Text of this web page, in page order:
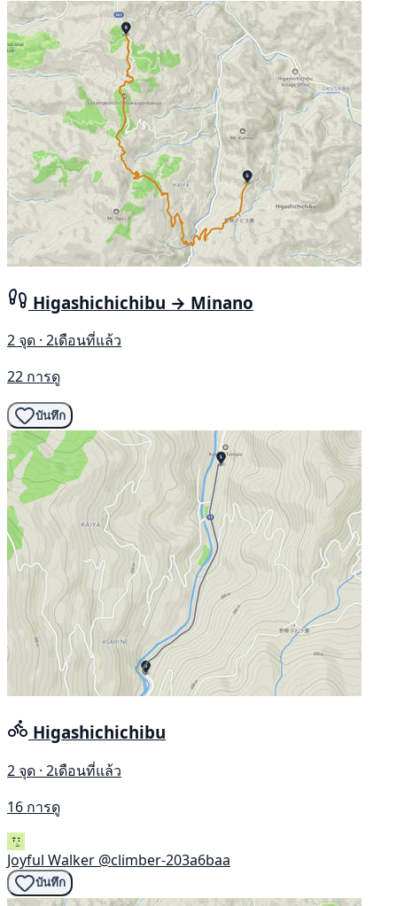
Higashichichibu → Minano
2 จุด · 2เดือนที่แล้ว
22 การดู
บันทึก
Higashichichibu
2 จุด · 2เดือนที่แล้ว
16 การดู
Joyful Walker @climber-203a6baa
บันทึก